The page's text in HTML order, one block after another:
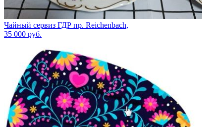
Чайный сервиз ГДР пр. Reichenbach,
35 000 руб.